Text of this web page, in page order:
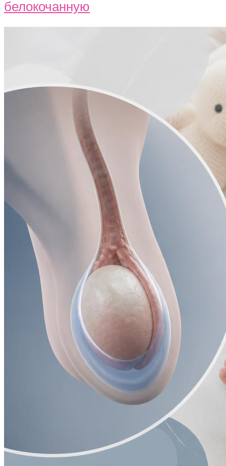
белокочанную